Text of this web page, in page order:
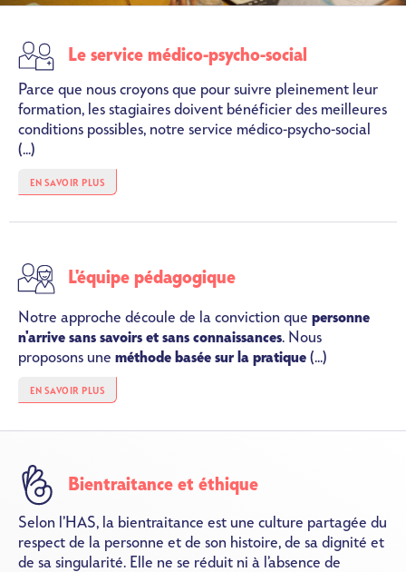
SVG Le service médico-psycho-social
Parce que nous croyons que pour suivre pleinement leur
formation, les stagiaires doivent bénéficier des meilleures
conditions possibles, notre service médico-psycho-social
(...)
EN SAVOIR PLUS
SVG
L'équipe pédagogique
Notre approche découle de la conviction que personne
n'arrive sans savoirs et sans connaissances. Nous
proposons une méthode basée sur la pratique (...)
EN SAVOIR PLUS
SVG
Bientraitance et éthique
Selon l’HAS, la bientraitance est une culture partagée du
respect de la personne et de son histoire, de sa dignité et
de sa singularité. Elle ne se réduit ni à l’absence de